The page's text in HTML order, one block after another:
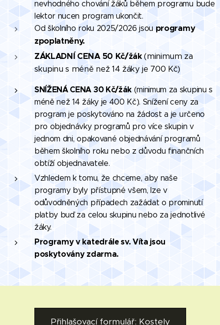
nevhodného chování žáků během programu bude
lektor nucen program ukončit.
Od školního roku 2025/2026 jsouprogramy
zpoplatněny.
ZÁKLADNÍ CENA 50 Kč/žák(minimum za
skupinu s méně než 14 žáky je 700 Kč)
SNÍŽENÁ CENA 30 Kč/žák(minimum za skupinu s
méně než 14 žáky je 400 Kč). Snížení ceny za
program je poskytováno na žádost a je určeno
pro objednávky programů pro více skupin v
jednom dni, opakované objednávání programů
během školního roku nebo z důvodu finančních
obtíží objednavatele.
Vzhledem k tomu, že chceme, aby naše
programy byly přístupné všem, lze v
odůvodněných případech zažádat o prominutí
platby buď za celou skupinu nebo za jednotlivé
žáky.
Programy v katedrále sv. Víta jsou
poskytovány zdarma.
Přihlašovací formulář: Kostely